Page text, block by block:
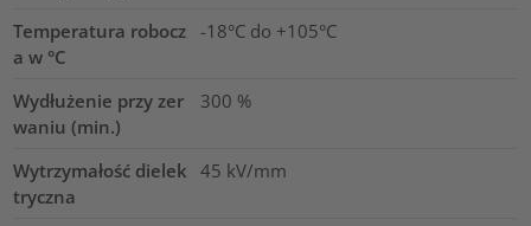
Temperatura robocz
a w °C
-18°C do +105°C
Wydłużenie przy zer
waniu (min.)
300 %
Wytrzymałość dielek
tryczna
45 kV/mm